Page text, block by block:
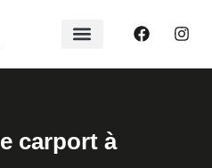
carport à